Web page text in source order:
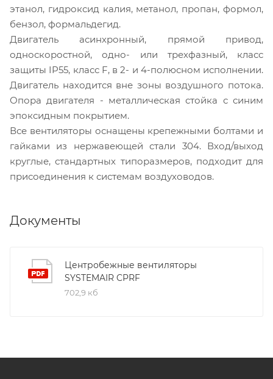
этанол, гидроксид калия, метанол, пропан, формол,
бензол, формальдегид.
Двигатель асинхронный, прямой привод,
односкоростной, одно- или трехфазный, класс
защиты IP55, класс F, в 2- и 4-полюсном исполнении.
Двигатель находится вне зоны воздушного потока.
Опора двигателя - металлическая стойка с синим
эпоксидным покрытием.
Все вентиляторы оснащены крепежными болтами и
гайками из нержавеющей стали 304. Вход/выход
круглые, стандартных типоразмеров, подходит для
присоединения к системам воздуховодов.
Документы
Центробежные вентиляторы
SYSTEMAIR CPRF
702,9 кб